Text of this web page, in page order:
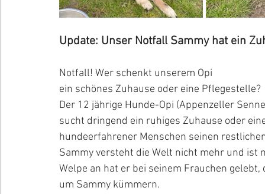
Update: Unser Notfall Sammy hat ein
Notfall! Wer schenkt unserem Opi
ein schönes Zuhause oder eine Pflegestelle?
Der 12 jährige Hunde-Opi (Appenzeller
sucht dringend ein ruhiges Zuhause oder
hundeerfahrener Menschen seinen
Sammy versteht die Welt nicht mehr und
Welpe an hat er bei seinem Frauchen
um Sammy kümmern.